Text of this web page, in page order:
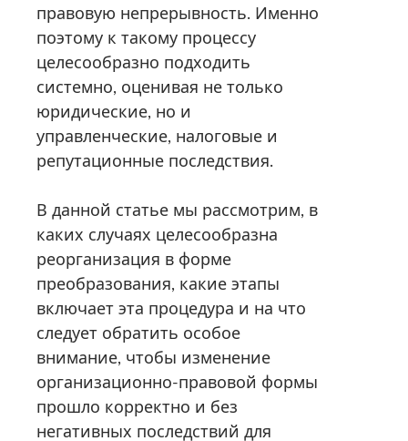
правовую непрерывность. Именно
поэтому к такому процессу
целесообразно подходить
системно, оценивая не только
юридические, но и
управленческие, налоговые и
репутационные последствия.
В данной статье мы рассмотрим, в
каких случаях целесообразна
реорганизация в форме
преобразования, какие этапы
включает эта процедура и на что
следует обратить особое
внимание, чтобы изменение
организационно-правовой формы
прошло корректно и без
негативных последствий для